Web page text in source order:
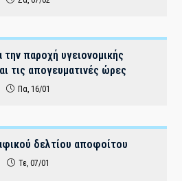
την παροχή υγειονομικής
τις απογευματινές ώρες
Πα, 16/01
δελτίου αποφοίτου
Τε, 07/01